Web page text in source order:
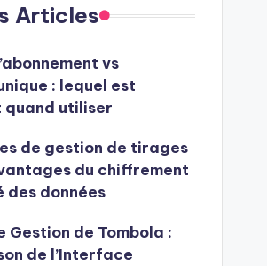
Articles
vs
: lequel est
quand utiliser
de gestion de tirages
du chiffrement
des données
Gestion de Tombola :
de l’Interface